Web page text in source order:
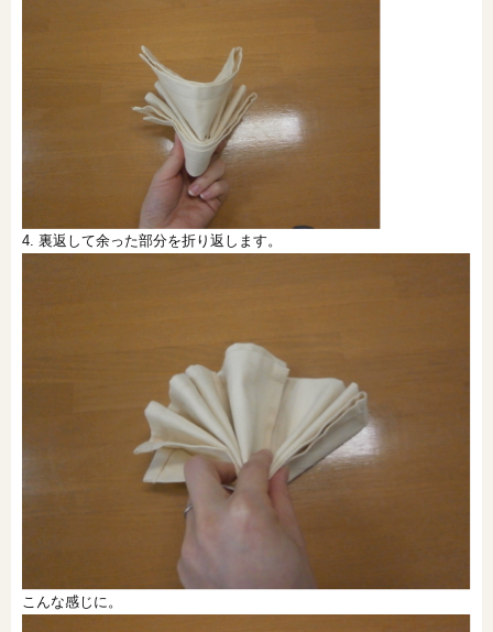
4. 裏返して余った部分を折り返します。
こんな感じに。